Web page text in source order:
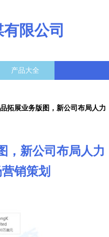
限公司
产品大全
拓展业务版图，新公司布局人力
，新公司布局人力
销策划